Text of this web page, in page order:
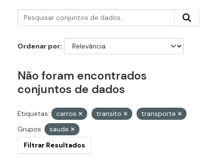
Ordenar por
Não foram encontrados
conjuntos de dados
Etiquetas: carros transito
transporte
Grupos:
saude
Filtrar Resultados